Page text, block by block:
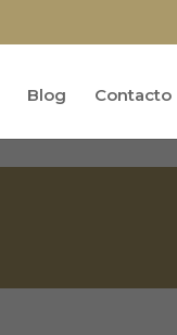
Blog Contacto